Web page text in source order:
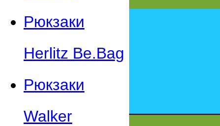
Рюкзаки
Herlitz Be.Bag
Рюкзаки
Walker